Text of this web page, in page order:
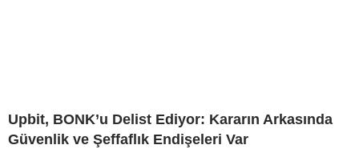
Upbit, BONK’u Delist Ediyor: Kararın Arkasında
Güvenlik ve Şeffaflık Endişeleri Var